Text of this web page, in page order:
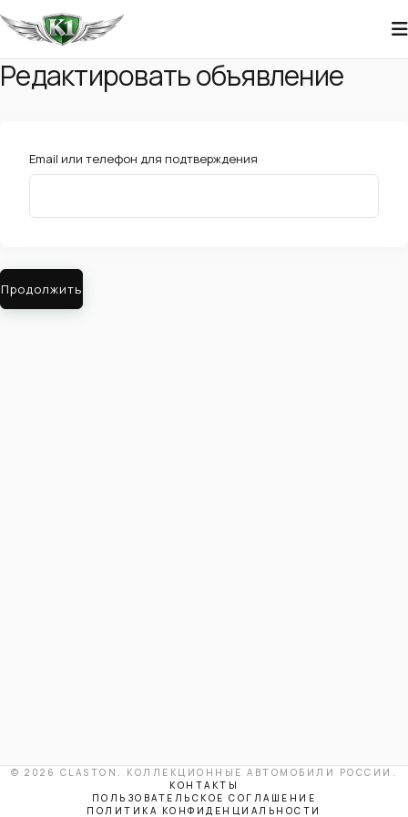
Редактировать объявление
Email или телефон для подтверждения
Продолжить
© 2026 CLASTON. КОЛЛЕКЦИОННЫЕ АВТОМОБИЛИ РОССИИ.
КОНТАКТЫ
ПОЛЬЗОВАТЕЛЬСКОЕ СОГЛАШЕНИЕ
ПОЛИТИКА КОНФИДЕНЦИАЛЬНОСТИ